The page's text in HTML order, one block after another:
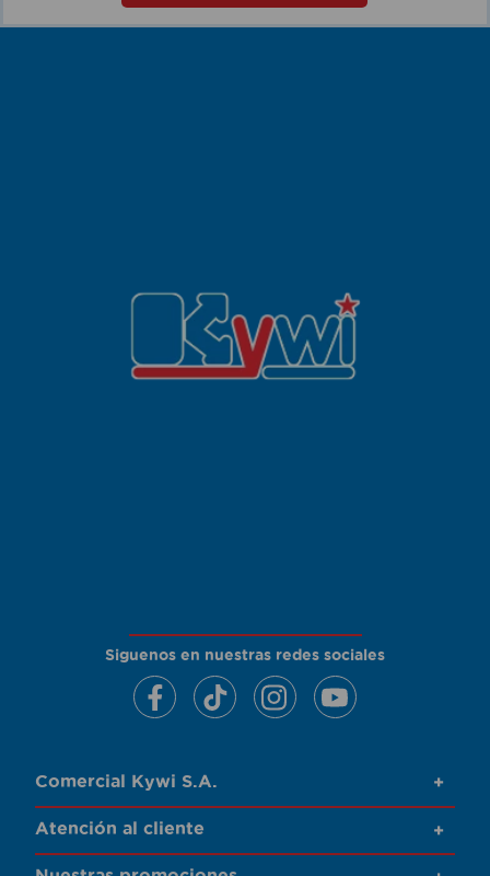
Siguenos en nuestras redes sociales
Comercial Kywi S.A. +
Atención al cliente +